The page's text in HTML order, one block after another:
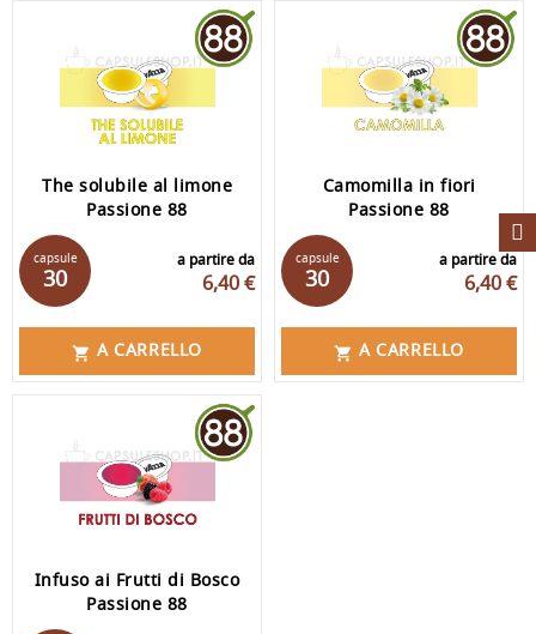
The solubile al limone
Passione 88
a partire da
6,40 €
capsule
30
 A CARRELLO
Camomilla in fiori
Passione 88
a partire da
6,40 €
capsule
30
 A CARRELLO
Infuso ai Frutti di Bosco
Passione 88